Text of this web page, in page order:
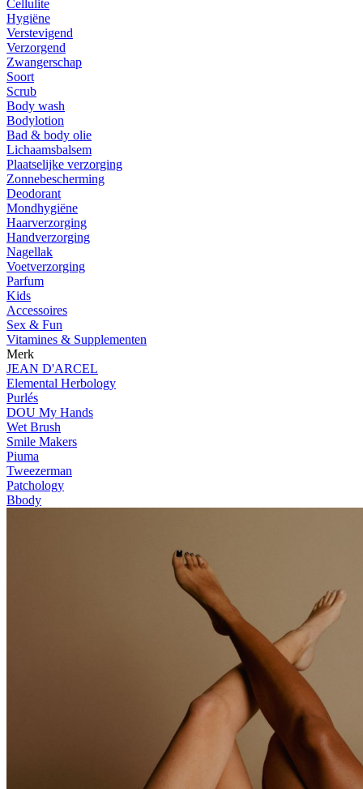
Cellulite
Hygiëne
Verstevigend
Verzorgend
Zwangerschap
Soort
Scrub
Body wash
Bodylotion
Bad & body olie
Lichaamsbalsem
Plaatselijke verzorging
Zonnebescherming
Deodorant
Mondhygiëne
Haarverzorging
Handverzorging
Nagellak
Voetverzorging
Parfum
Kids
Accessoires
Sex & Fun
Vitamines & Supplementen
Merk
JEAN D'ARCEL
Elemental Herbology
Purlés
DOU My Hands
Wet Brush
Smile Makers
Piuma
Tweezerman
Patchology
Bbody